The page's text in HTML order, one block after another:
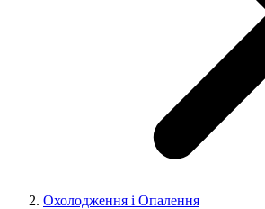
Охолодження і Опалення